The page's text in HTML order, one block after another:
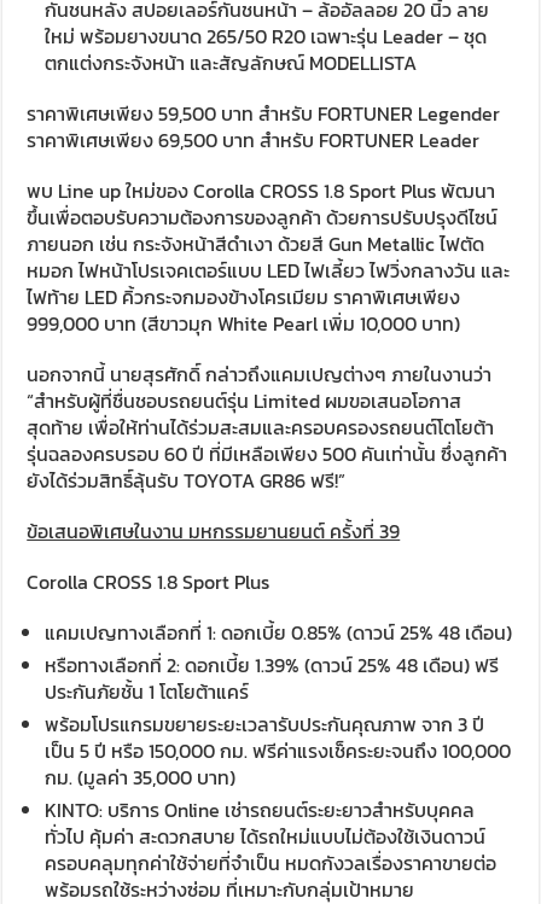
กันชนหลัง สปอยเลอร์กันชนหน้า – ล้ออัลลอย 20 นิ้ว ลาย
ใหม่ พร้อมยางขนาด 265/50 R20 เฉพาะรุ่น Leader – ชุด
ตกแต่งกระจังหน้า และสัญลักษณ์ MODELLISTA
ราคาพิเศษเพียง 59,500 บาท สำหรับ FORTUNER Legender
ราคาพิเศษเพียง 69,500 บาท สำหรับ FORTUNER Leader
พบ Line up ใหม่ของ Corolla CROSS 1.8 Sport Plus พัฒนา
ขึ้นเพื่อตอบรับความต้องการของลูกค้า ด้วยการปรับปรุงดีไซน์
ภายนอก เช่น กระจังหน้าสีดำเงา ด้วยสี Gun Metallic ไฟตัด
หมอก ไฟหน้าโปรเจคเตอร์แบบ LED ไฟเลี้ยว ไฟวิ่งกลางวัน และ
ไฟท้าย LED คิ้วกระจกมองข้างโครเมียม ราคาพิเศษเพียง
999,000 บาท (สีขาวมุก White Pearl เพิ่ม 10,000 บาท)
นอกจากนี้ นายสุรศักดิ์ กล่าวถึงแคมเปญต่างๆ ภายในงานว่า
“สำหรับผู้ที่ชื่นชอบรถยนต์รุ่น Limited ผมขอเสนอโอกาส
สุดท้าย เพื่อให้ท่านได้ร่วมสะสมและครอบครองรถยนต์โตโยต้า
รุ่นฉลองครบรอบ 60 ปี ที่มีเหลือเพียง 500 คันเท่านั้น ซึ่งลูกค้า
ยังได้ร่วมสิทธิ์ลุ้นรับ TOYOTA GR86 ฟรี!”
ข้อเสนอพิเศษในงาน มหกรรมยานยนต์ ครั้งที่ 39
Corolla CROSS 1.8 Sport Plus
แคมเปญทางเลือกที่ 1: ดอกเบี้ย 0.85% (ดาวน์ 25% 48 เดือน)
หรือทางเลือกที่ 2: ดอกเบี้ย 1.39% (ดาวน์ 25% 48 เดือน) ฟรี
ประกันภัยชั้น 1 โตโยต้าแคร์
พร้อมโปรแกรมขยายระยะเวลารับประกันคุณภาพ จาก 3 ปี
เป็น 5 ปี หรือ 150,000 กม. ฟรีค่าแรงเช็คระยะจนถึง 100,000
กม. (มูลค่า 35,000 บาท)
KINTO: บริการ Online เช่ารถยนต์ระยะยาวสำหรับบุคคล
ทั่วไป คุ้มค่า สะดวกสบาย ได้รถใหม่แบบไม่ต้องใช้เงินดาวน์
ครอบคลุมทุกค่าใช้จ่ายที่จำเป็น หมดกังวลเรื่องราคาขายต่อ
พร้อมรถใช้ระหว่างซ่อม ที่เหมาะกับกลุ่มเป้าหมาย